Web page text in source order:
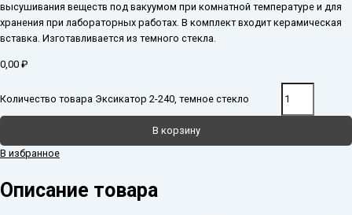
высушивания веществ под вакуумом при комнатной температуре и для
хранения при лабораторных работах. В комплект входит керамическая
вставка. Изготавливается из темного стекла.
0,00 ₽
Количество товара Эксикатор 2-240, темное стекло
В корзину
В избранное
Описание товара